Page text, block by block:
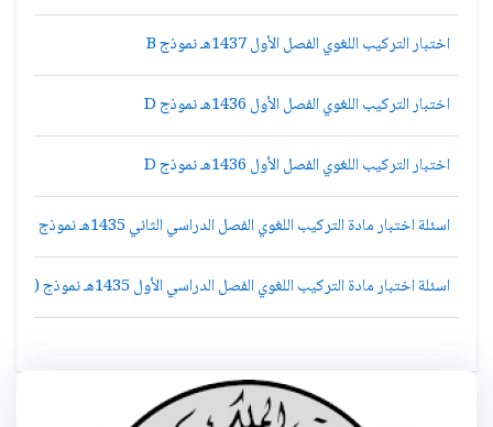
اختبار التركيب اللغوي الفصل الأول 1437هـ نموذج B
اختبار التركيب اللغوي الفصل الأول 1436هـ نموذج D
اختبار التركيب اللغوي الفصل الأول 1436هـ نموذج D
اسئلة اختبار مادة التركيب اللغوي الفصل الدراسي الثاني 1435هـ نموذج (a)
اسئلة اختبار مادة التركيب اللغوي الفصل الدراسي الأول 1435هـ نموذج (a)